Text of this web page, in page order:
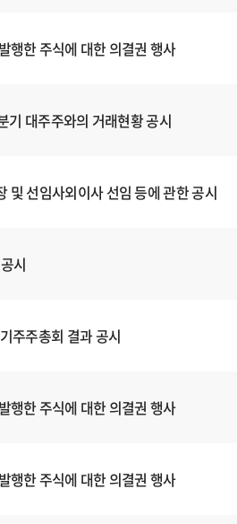
행한 주식에 대한 의결권 행사
기 대주주와의 거래현황 공시
및 선임사외이사 선임 등에 관한 공시
시
주주총회 결과 공시
행한 주식에 대한 의결권 행사
행한 주식에 대한 의결권 행사